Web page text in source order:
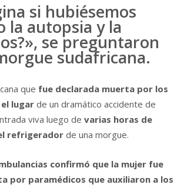
si hubiésemos
la autopsia y la
se preguntaron
sudafricana.
que fue declarada muerta por los
el lugarde un dramático accidente de
viva luego devarias horas de
refrigeradorde una morgue.
confirmó que la mujer fue
por paramédicos que auxiliaron a los